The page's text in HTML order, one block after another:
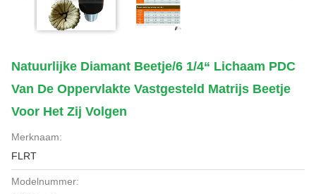
Natuurlijke Diamant Beetje/6 1/4“ Lichaam PDC
Van De Oppervlakte Vastgesteld Matrijs Beetje
Voor Het Zij Volgen
Merknaam:
FLRT
Modelnummer: